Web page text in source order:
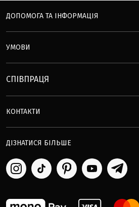
ДОПОМОГА ТА ІНФОРМАЦІЯ
УМОВИ
СПІВПРАЦЯ
КОНТАКТИ
ДІЗНАТИСЯ БІЛЬШЕ